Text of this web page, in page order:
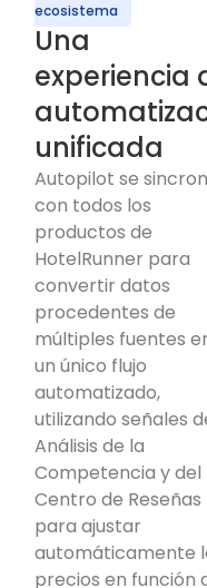
ecosistema
Una
experiencia
unificada
Autopilot se
con todos los
productos de
HotelRunner para
convertir datos
procedentes de
múltiples fuentes
un único flujo
automatizado,
utilizando señales
Análisis de la
Competencia y del
Centro de Reseñas
para ajustar
automáticamente
precios en función